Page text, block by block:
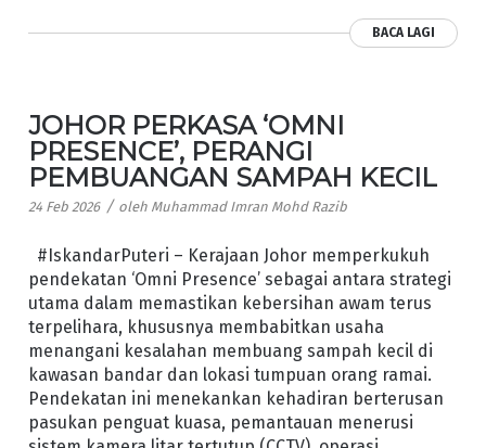
BACA LAGI
JOHOR PERKASA ‘OMNI
PRESENCE’, PERANGI
PEMBUANGAN SAMPAH KECIL
24 Feb 2026 / oleh Muhammad Imran Mohd Razib
#IskandarPuteri – Kerajaan Johor memperkukuh
pendekatan ‘Omni Presence’ sebagai antara strategi
utama dalam memastikan kebersihan awam terus
terpelihara, khususnya membabitkan usaha
menangani kesalahan membuang sampah kecil di
kawasan bandar dan lokasi tumpuan orang ramai.
Pendekatan ini menekankan kehadiran berterusan
pasukan penguat kuasa, pemantauan menerusi